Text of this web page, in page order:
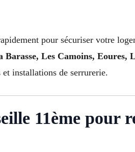
pour sécuriser votre
Barasse, Les Camoins,
et installations de serrurerie.
11ème pour